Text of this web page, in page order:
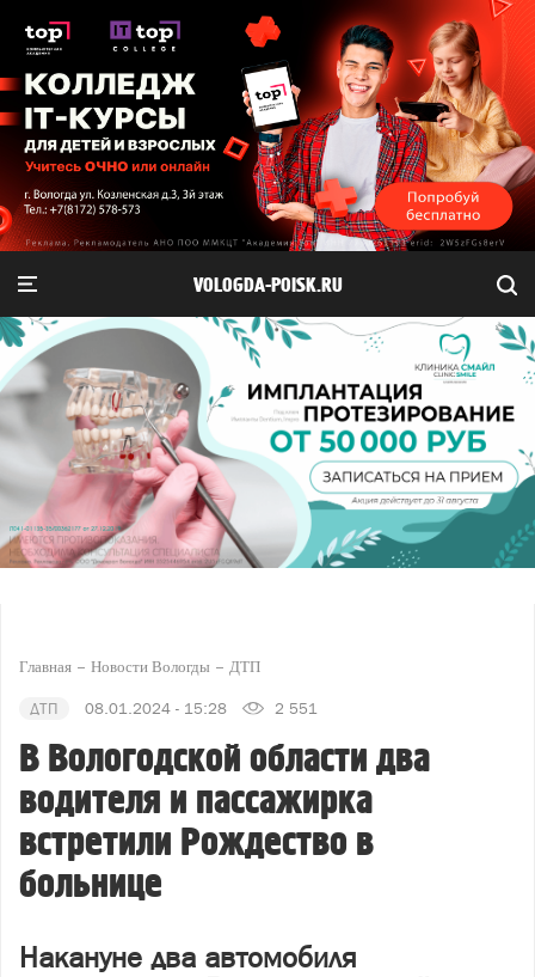
VOLOGDA-POISK.RU
Главная Новости Вологды ДТП
ДТП 08.01.2024 - 15:28 2 551
В Вологодской области два
водителя и пассажирка
встретили Рождество в
больнице
Накануне два автомобиля